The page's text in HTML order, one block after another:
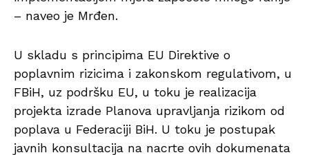
– naveo je Mrđen.
U skladu s principima EU Direktive o
poplavnim rizicima i zakonskom regulativom, u
FBiH, uz podršku EU, u toku je realizacija
projekta izrade Planova upravljanja rizikom od
poplava u Federaciji BiH. U toku je postupak
javnih konsultacija na nacrte ovih dokumenata